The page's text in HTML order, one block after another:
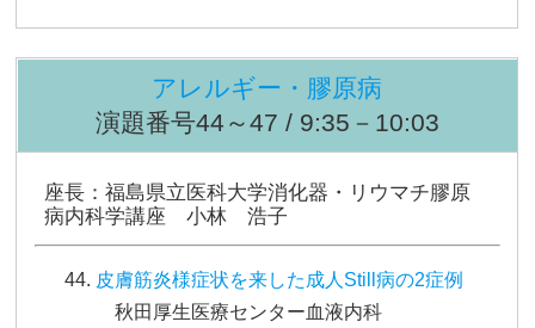
アレルギー・膠原病
演題番号44～47 / 9:35－10:03
座長：福島県立医科大学消化器・リウマチ膠原
病内科学講座 小林 浩子
皮膚筋炎様症状を来した成人Still病の2症例
秋田厚生医療センター血液内科